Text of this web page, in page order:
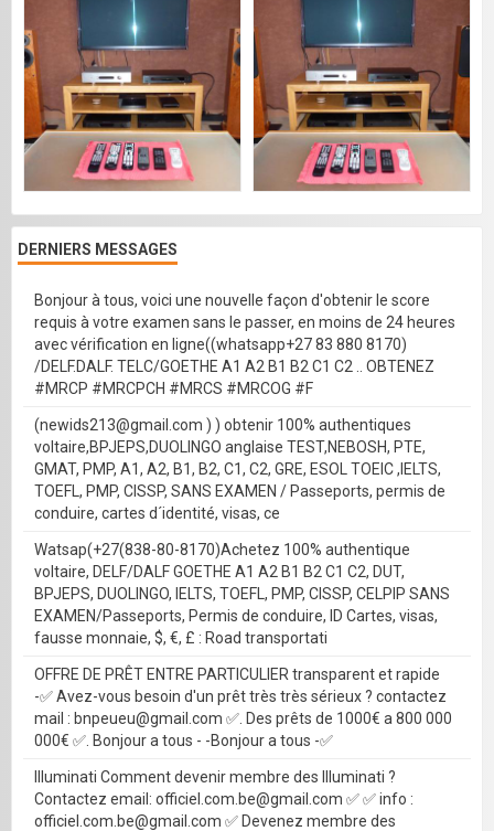
DERNIERS MESSAGES
Bonjour à tous, voici une nouvelle façon d'obtenir le score
requis à votre examen sans le passer, en moins de 24 heures
avec vérification en ligne((whatsapp+27 83 880 8170)
/DELF.DALF. TELC/GOETHE A1 A2 B1 B2 C1 C2 .. OBTENEZ
#MRCP #MRCPCH #MRCS #MRCOG #F
(newids213@gmail.com ) ) obtenir 100% authentiques
voltaire,BPJEPS,DUOLINGO anglaise TEST,NEBOSH, PTE,
GMAT, PMP, A1, A2, B1, B2, C1, C2, GRE, ESOL TOEIC ,IELTS,
TOEFL, PMP, CISSP, SANS EXAMEN / Passeports, permis de
conduire, cartes d´identité, visas, ce
Watsap(+27(838-80-8170)Achetez 100% authentique
voltaire, DELF/DALF GOETHE A1 A2 B1 B2 C1 C2, DUT,
BPJEPS, DUOLINGO, IELTS, TOEFL, PMP, CISSP, CELPIP SANS
EXAMEN/Passeports, Permis de conduire, ID Cartes, visas,
fausse monnaie, $, €, £ : Road transportati
OFFRE DE PRÊT ENTRE PARTICULIER transparent et rapide
-✅ Avez-vous besoin d'un prêt très très sérieux ? contactez
mail : bnpeueu@gmail.com ✅. Des prêts de 1000€ a 800 000
000€ ✅. Bonjour a tous - -Bonjour a tous -✅
Illuminati Comment devenir membre des Illuminati ?
Contactez email: officiel.com.be@gmail.com ✅ ✅ info :
officiel.com.be@gmail.com ✅ Devenez membre des